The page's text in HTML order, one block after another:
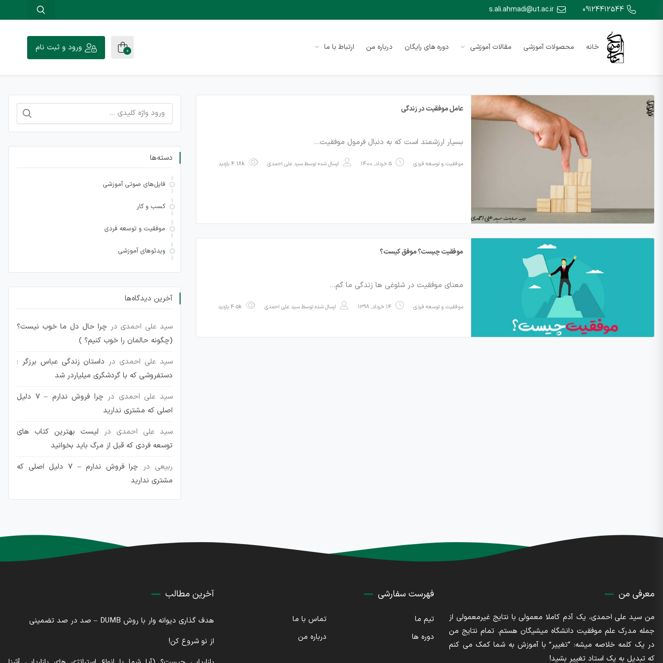
09124412544
s.ali.ahmadi@ut.ac.ir
خانه محصولات آموزشی مقالات آموزشی دوره های رایگان درباره من ارتباط با ما 0 ورود و ثبت نام
عامل موفقیت در زندگی
بسیار ارزشمند است که به دنبال فرمول موفقیت…
موفقیت و توسعه فردی 5 خرداد, 1400 ارسال شده توسطسید علی احمدی 4.18k بازدید
موفقیت چیست؟ موفق کیست؟
معنای موفقیت در شلوغی ها زندگی ما گم…
موفقیت و توسعه فردی 14 خرداد, 1398 ارسال شده توسطسید علی احمدی 4.5k بازدید
جستجو
برای:
دسته‌ها
فایل‌های صوتی آموزشی
کسب و کار
موفقیت و توسعه فردی
ویدئوهای آموزشی
آخرین دیدگاه‌ها
سید علی احمدی در چرا حال دل ما خوب نیست؟
(چگونه حالمان را خوب کنیم؟ )
سید علی احمدی در داستان زندگی عباس برزگر :
دستفروشی که با گردشگری میلیاردر شد
سید علی احمدی در
چرا فروش ندارم – 7 دلیل
اصلی که مشتری ندارید
سید علی احمدی در لیست بهترین کتاب های
توسعه فردی که قبل از مرگ باید بخوانید
ربیعی در
چرا فروش ندارم – 7 دلیل اصلی که
مشتری ندارید
معرفی من
من سید علی احمدی، یک آدم کاملا معمولی با نتایج غیرمعمولی از
جمله مدرک علم موفقیت دانشگاه میشیگان هستم. تمام نتایج من
در یک کلمه خلاصه میشه: “تغییر” با آموزش به شما کمک می کنم
که تبدیل به یک استاد تغییر بشید!
فهرست سفارشی
تیم ما
تماس با ما
دوره ها
درباره من
آخرین مطالب
هدف گذاری دیوانه وار با روش DUMB – صد در صد تضمینی
از نو شروع کن!